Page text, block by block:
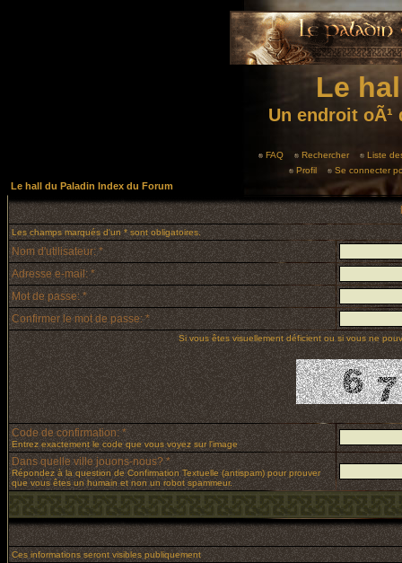
Le
Un endroit
FAQ Rechercher
Liste
Profil
Se connecter
Le hall du Paladin Index du Forum
Les champs marqués d'un * sont obligatoires.
Nom d'utilisateur: *
Adresse e-mail: *
Mot de passe: *
Confirmer le mot de passe: *
Si vous êtes visuellement déficient ou si vous ne
Code de confirmation: *
Entrez exactement le code que vous voyez sur l'image
Dans quelle ville jouons-nous? *
Répondez à la question de Confirmation Textuelle (antispam) pour prouver
que vous êtes un humain et non un robot spammeur.
Ces informations seront visibles publiquement